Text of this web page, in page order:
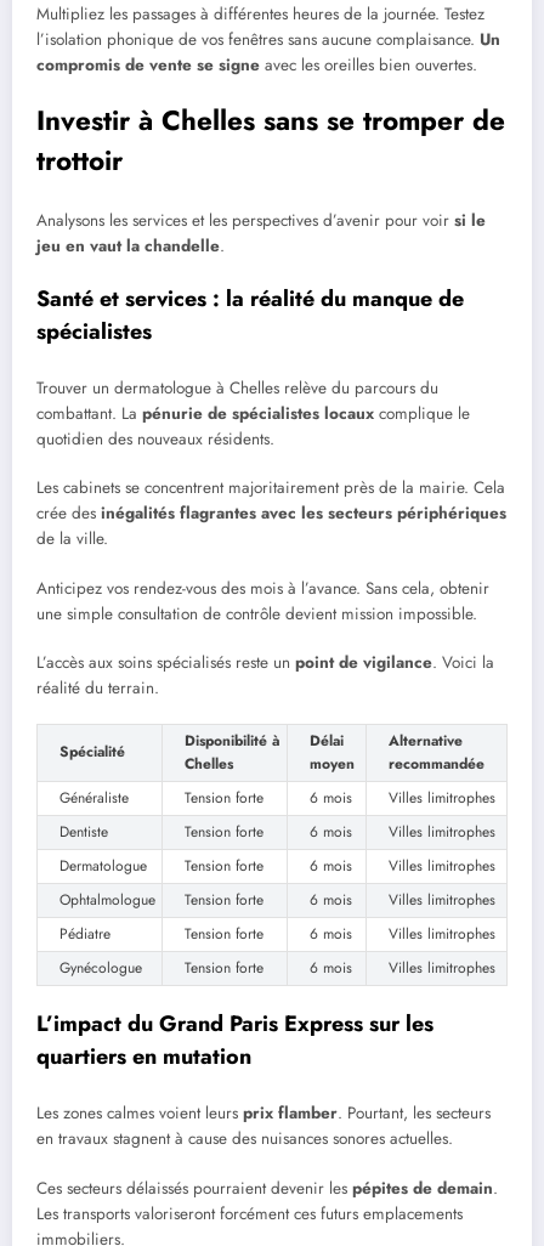
Multipliez les passages à différentes heures de la journée. Testez
l’isolation phonique de vos fenêtres sans aucune complaisance. Un
compromis de vente se signe avec les oreilles bien ouvertes.
Investir à Chelles sans se tromper de
trottoir
Analysons les services et les perspectives d’avenir pour voir si le
jeu en vaut la chandelle.
Santé et services : la réalité du manque de
spécialistes
Trouver un dermatologue à Chelles relève du parcours du
combattant. La pénurie de spécialistes locaux complique le
quotidien des nouveaux résidents.
Les cabinets se concentrent majoritairement près de la mairie. Cela
crée des inégalités flagrantes avec les secteurs périphériques
de la ville.
Anticipez vos rendez-vous des mois à l’avance. Sans cela, obtenir
une simple consultation de contrôle devient mission impossible.
L’accès aux soins spécialisés reste un point de vigilance. Voici la
réalité du terrain.
Spécialité
Disponibilité à
Chelles
Délai
moyen
Alternative
recommandée
Généraliste
Tension forte 6 mois
Villes limitrophes
Dentiste
Tension forte 6 mois
Villes limitrophes
Dermatologue
Tension forte 6 mois
Villes limitrophes
Ophtalmologue
Tension forte 6 mois
Villes limitrophes
Pédiatre
Tension forte 6 mois
Villes limitrophes
Gynécologue
Tension forte 6 mois Villes limitrophes
L’impact du Grand Paris Express sur les
quartiers en mutation
Les zones calmes voient leurs prix flamber. Pourtant, les secteurs
en travaux stagnent à cause des nuisances sonores actuelles.
Ces secteurs délaissés pourraient devenir les pépites de demain.
Les transports valoriseront forcément ces futurs emplacements
immobiliers.